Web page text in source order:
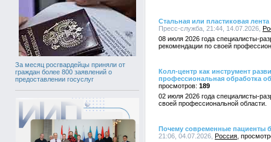
За месяц росгвардейцы приняли от
граждан более 800 заявлений о
предоставлении госуслуг
Стальная или пластиковая
Пресс-служба, 21:44, 14.07.2026,
08 июля 2026 года специалисты-
рекомендации по своей
Колл-центр как инструмент
профессиональная обработка
189
02 июля 2026 года специалисты-
своей профессиональной области.
Почему современные пациенты
21:06, 04.07.2026, Россия